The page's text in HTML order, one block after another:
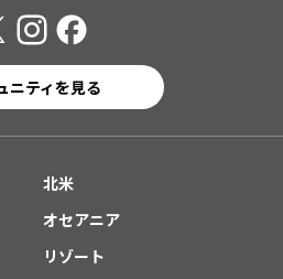
ニティを見る
北米
オセアニア
リゾート